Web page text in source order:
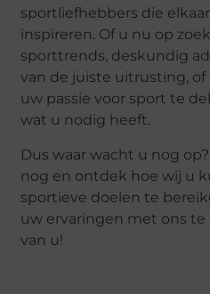
sportliefhebbers die
inspireren. Of u nu op
sporttrends, deskundig
van de juiste uitrusting,
uw passie voor sport te
wat u nodig heeft.
Dus waar wacht u nog
nog en ontdek hoe wij u
sportieve doelen te
uw ervaringen met ons te
van u!